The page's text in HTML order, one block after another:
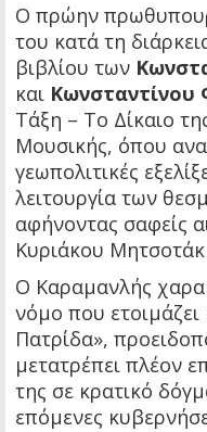
Ο πρώην
του κατά τη
βιβλίου των
και Κωνσταντίνου
Τάξη – Το Δίκαιο
Μουσικής, όπου
γεωπολιτικές
λειτουργία των
αφήνοντας σαφείς
Κυριάκου
Ο Καραμανλής
νόμο που ετοιμάζει
Πατρίδα»,
μετατρέπει πλέον
της σε κρατικό
επόμενες